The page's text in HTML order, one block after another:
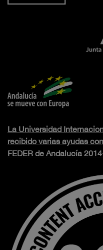
La Universidad
recibido varias ayudas
FEDER de Andalucía